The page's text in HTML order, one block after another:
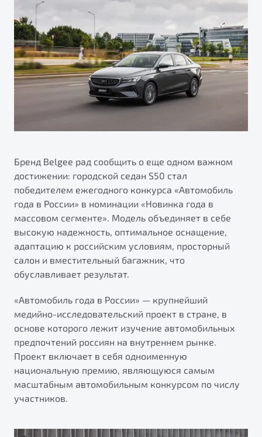
Яркий кроссовер
от 2 219 990 ₽*
В наличии
S50
Элегантный и практичный седан
от 1 699 990 ₽*
Обзор В наличии
X70
Автокредит
Трейд-ин
Страхование
Расчет КАСКО
Узнайте о специальных выгодах при покупке
автомобиля Belgee
Автомобили в наличии
Тест-драйв
Автокредит
Спецпредложения
Гарантия Belgee
Belgee Линк
Belgee Клуб
Помощь на дорогах
Будьте еще более уверены на дорогах с программой
"Помощь на дорогах"
Преимущества программы
Запись на сервис
О дилерском центре
Правовая информация
Бренд Belgee рад сообщить о еще одном важном
достижении: городской седан S50 стал
победителем ежегодного конкурса «Автомобиль
года в России» в номинации «Новинка года в
массовом сегменте». Модель объединяет в себе
высокую надежность, оптимальное оснащение,
адаптацию к российским условиям, просторный
салон и вместительный багажник, что
обуславливает результат.
«Автомобиль года в России» — крупнейший
медийно-исследовательский проект в стране, в
основе которого лежит изучение автомобильных
предпочтений россиян на внутреннем рынке.
Проект включает в себя одноименную
национальную премию, являющуюся самым
масштабным автомобильным конкурсом по числу
участников.